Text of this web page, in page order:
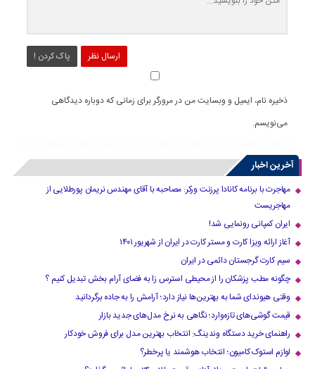
ارسال نظر پاک کردن !
ذخیره نام، ایمیل و وبسایت من در مرورگر برای زمانی که دوباره دیدگاهی
می‌نویسم.
آخرین اخبار
مهاجرت با برنامه کانادا پرزنت ورکر: مصاحبه با آقای مهندس نریمان پورطلایی از
مهاجریست
ایران کمپانی رونمایی شد!
آغاز ارائه ویزا کارت و مستر کارت در ایران از شهریور ۱۴۰۱
سیم کارت گرجستان دائمی در ایران
چگونه مطب پزشکان را از محیطی استرس زا به فضای آرام بخش تبدیل کنیم ؟
وقتی هیوندای شما به بهترین‌ها نیاز دارد؛ آرامش را به جاده برگردانید
قیمت گوشی‌های تازه‌وارد؛ نگاهی به نرخ مدل‌های جدید بازار
راهنمای خرید دستگاه وندینگ: انتخاب بهترین مدل برای فروش خودکار
لوازم استوک کامیون؛ انتخاب هوشمند یا پرخطر؟